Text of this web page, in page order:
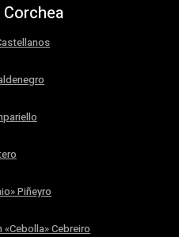
Piñeyro
Cebreiro